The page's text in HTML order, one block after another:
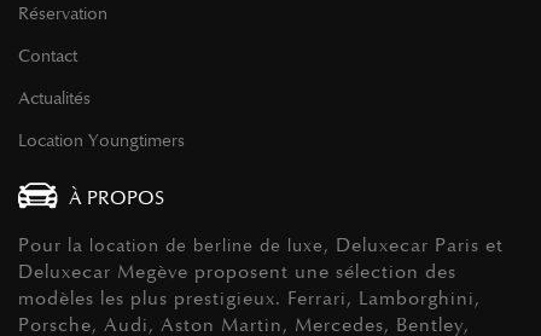
Réservation
Contact
Actualités
Location Youngtimers
À PROPOS
Pour la location de berline de luxe, Deluxecar Paris et
Deluxecar Megève proposent une sélection des
modèles les plus prestigieux. Ferrari, Lamborghini,
Porsche, Audi, Aston Martin, Mercedes, Bentley,